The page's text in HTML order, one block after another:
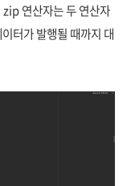
연산자는 두 연산자
터가 발행될 때까지 대